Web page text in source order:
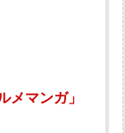
メマンガ」